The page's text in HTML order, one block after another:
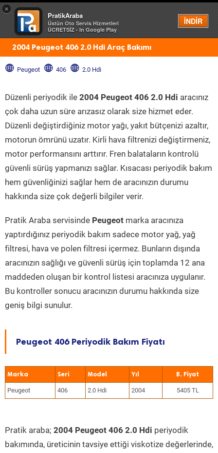
×
PratikAraba
Üstün Oto Servis Hizmetleri
ÜCRETSİZ - In Google Play
İNDİR
Menü
2004 Peugeot 406 2.0 Hdi Araç Bakımı
Peugeot 406 2.0 Hdi
Düzenli periyodik ile 2004 Peugeot 406 2.0 Hdi aracınız
çok daha uzun süre arızasız olarak size hizmet eder.
Düzenli değiştirdiğiniz motor yağı, yakıt bütçenizi azaltır,
motorun ömrünü uzatır. Kirli hava filtrenizi değiştirmeniz,
motor performansını arttırır. Fren balataların kontrolü
güvenli sürüş yapmanızı sağlar. Kısacası periyodik bakım
hem güvenliğinizi sağlar hem de aracınızın durumu
hakkında size çok değerli bilgiler verir.
Pratik Araba servisinde Peugeot marka aracınıza
yaptırdığınız periyodik bakım sadece motor yağ, yağ
filtresi, hava ve polen filtresi içermez. Bunların dışında
aracınızın sağlığı ve güvenli sürüş için toplamda 12 ana
maddeden oluşan bir kontrol listesi aracınıza uygulanır.
Bu kontroller sonucu aracınızın durumu hakkında size
geniş bilgi sunulur.
Peugeot 406 Periyodik Bakım Fiyatı
Marka Seri Model Yıl
Peugeot 406 2.0 Hdi 2004 5405 TL
Pratik araba; 2004 Peugeot 406 2.0 Hdi periyodik
bakımında, üreticinin tavsiye ettiği viskotize değerlerinde,